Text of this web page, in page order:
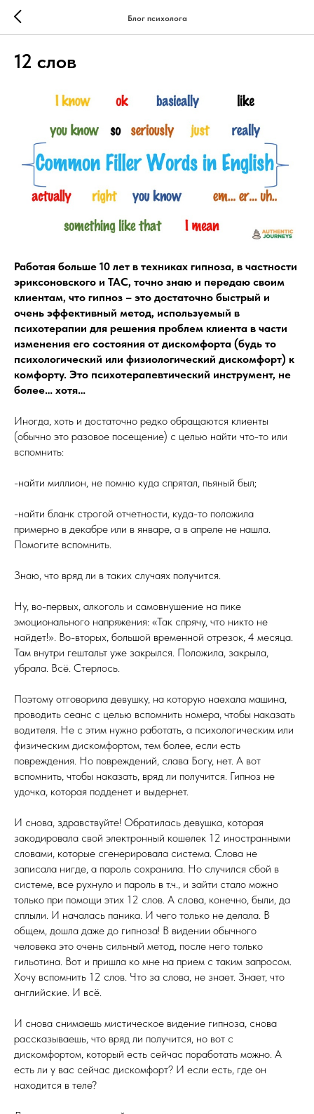
Блог психолога
12 слов
Работая больше 10 лет в техниках гипноза, в частности
эриксоновского и ТАС, точно знаю и передаю своим
клиентам, что гипноз – это достаточно быстрый и
очень эффективный метод, используемый в
психотерапии для решения проблем клиента в части
изменения его состояния от дискомфорта (будь то
психологический или физиологический дискомфорт) к
комфорту. Это психотерапевтический инструмент, не
более… хотя…
Иногда, хоть и достаточно редко обращаются клиенты
(обычно это разовое посещение) с целью найти что-то или
вспомнить:
-найти миллион, не помню куда спрятал, пьяный был;
-найти бланк строгой отчетности, куда-то положила
примерно в декабре или в январе, а в апреле не нашла.
Помогите вспомнить.
Знаю, что вряд ли в таких случаях получится.
Ну, во-первых, алкоголь и самовнушение на пике
эмоционального напряжения: «Так спрячу, что никто не
найдет!». Во-вторых, большой временной отрезок, 4 месяца.
Там внутри гештальт уже закрылся. Положила, закрыла,
убрала. Всё. Стерлось.
Поэтому отговорила девушку, на которую наехала машина,
проводить сеанс с целью вспомнить номера, чтобы наказать
водителя. Не с этим нужно работать, а психологическим или
физическим дискомфортом, тем более, если есть
повреждения. Но повреждений, слава Богу, нет. А вот
вспомнить, чтобы наказать, вряд ли получится. Гипноз не
удочка, которая подденет и выдернет.
И снова, здравствуйте! Обратилась девушка, которая
закодировала свой электронный кошелек 12 иностранными
словами, которые сгенерировала система. Слова не
записала нигде, а пароль сохранила. Но случился сбой в
системе, все рухнуло и пароль в т.ч., и зайти стало можно
только при помощи этих 12 слов. А слова, конечно, были, да
сплыли. И началась паника. И чего только не делала. В
общем, дошла даже до гипноза! В видении обычного
человека это очень сильный метод, после него только
гильотина. Вот и пришла ко мне на прием с таким запросом.
Хочу вспомнить 12 слов. Что за слова, не знает. Знает, что
английские. И всё.
И снова снимаешь мистическое видение гипноза, снова
рассказываешь, что вряд ли получится, но вот с
дискомфортом, который есть сейчас поработать можно. А
есть ли у вас сейчас дискомфорт? И если есть, где он
находится в теле?